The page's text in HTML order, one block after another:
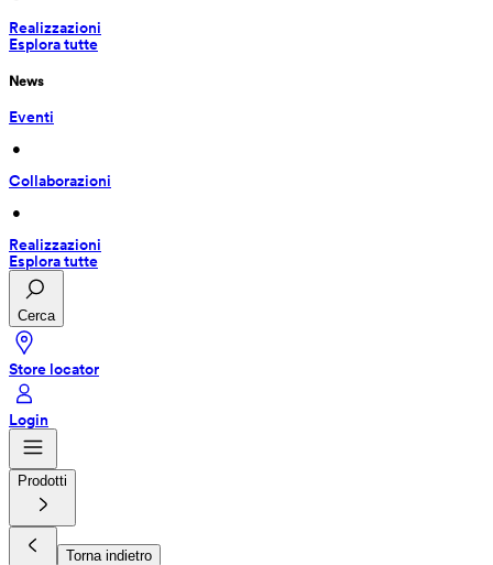
Realizzazioni
Esplora tutte
News
Eventi
•
Collaborazioni
•
Realizzazioni
Esplora tutte
Cerca
Store locator
Login
Prodotti
Torna indietro